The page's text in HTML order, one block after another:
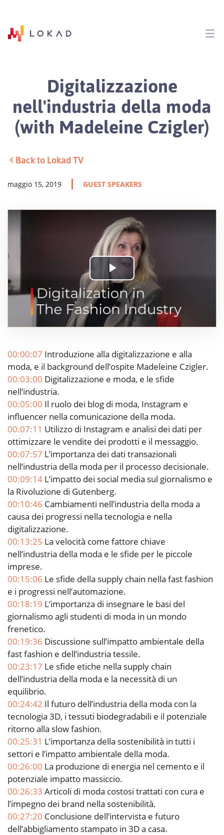
Digitalizzazione
nell'industria della moda
(with Madeleine Czigler)
Back to Lokad TV
maggio 15, 2019 GUEST SPEAKERS
Play
Video
00:00:07 Introduzione alla digitalizzazione e alla
moda, e il background dell’ospite Madeleine Czigler.
00:03:00 Digitalizzazione e moda, e le sfide
nell’industria.
00:05:00 Il ruolo dei blog di moda, Instagram e
influencer nella comunicazione della moda.
00:07:11 Utilizzo di Instagram e analisi dei dati per
ottimizzare le vendite dei prodotti e il messaggio.
00:07:57 L’importanza dei dati transazionali
nell’industria della moda per il processo decisionale.
00:09:14 L’impatto dei social media sul giornalismo e
la Rivoluzione di Gutenberg.
00:10:46 Cambiamenti nell’industria della moda a
causa dei progressi nella tecnologia e nella
digitalizzazione.
00:13:25 La velocità come fattore chiave
nell’industria della moda e le sfide per le piccole
imprese.
00:15:06 Le sfide della supply chain nella fast fashion
e i progressi nell’automazione.
00:18:19 L’importanza di insegnare le basi del
giornalismo agli studenti di moda in un mondo
frenetico.
00:19:36 Discussione sull’impatto ambientale della
fast fashion e dell’industria tessile.
00:23:17 Le sfide etiche nella supply chain
dell’industria della moda e la necessità di un
equilibrio.
00:24:42 Il futuro dell’industria della moda con la
tecnologia 3D, i tessuti biodegradabili e il potenziale
ritorno alla slow fashion.
00:25:31 L’importanza della sostenibilità in tutti i
settori e l’impatto ambientale della moda.
00:26:00 La produzione di energia nel cemento e il
potenziale impatto massiccio.
00:26:33 Articoli di moda costosi trattati con cura e
l’impegno dei brand nella sostenibilità.
00:27:20 Conclusione dell’intervista e futuro
dell’abbigliamento stampato in 3D a casa.